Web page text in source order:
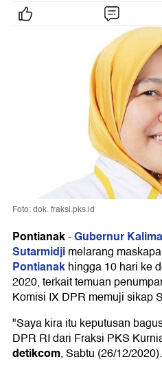
Foto: dok. fraksi.pks.id
Pontianak-Gubernur
Sutarmidjimelarang
Pontianakhingga 10 hari ke
2020, terkait temuan
Komisi IX DPR memuji sikap
"Saya kira itu keputusan
DPR RI dari Fraksi PKS
detikcom, Sabtu (26/12/2020).